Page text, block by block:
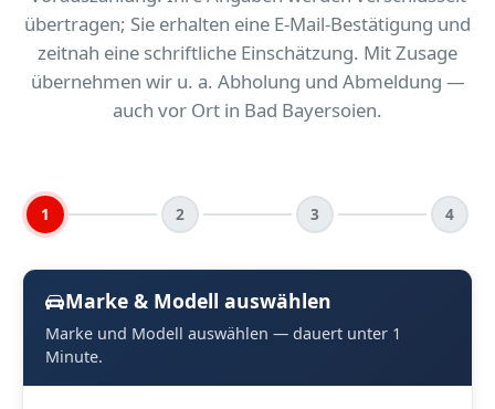
übertragen; Sie erhalten eine E-Mail-Bestätigung und
zeitnah eine schriftliche Einschätzung. Mit Zusage
übernehmen wir u. a. Abholung und Abmeldung —
auch vor Ort in Bad Bayersoien.
1 2 3 4
Marke & Modell auswählen
Marke und Modell auswählen — dauert unter 1
Minute.